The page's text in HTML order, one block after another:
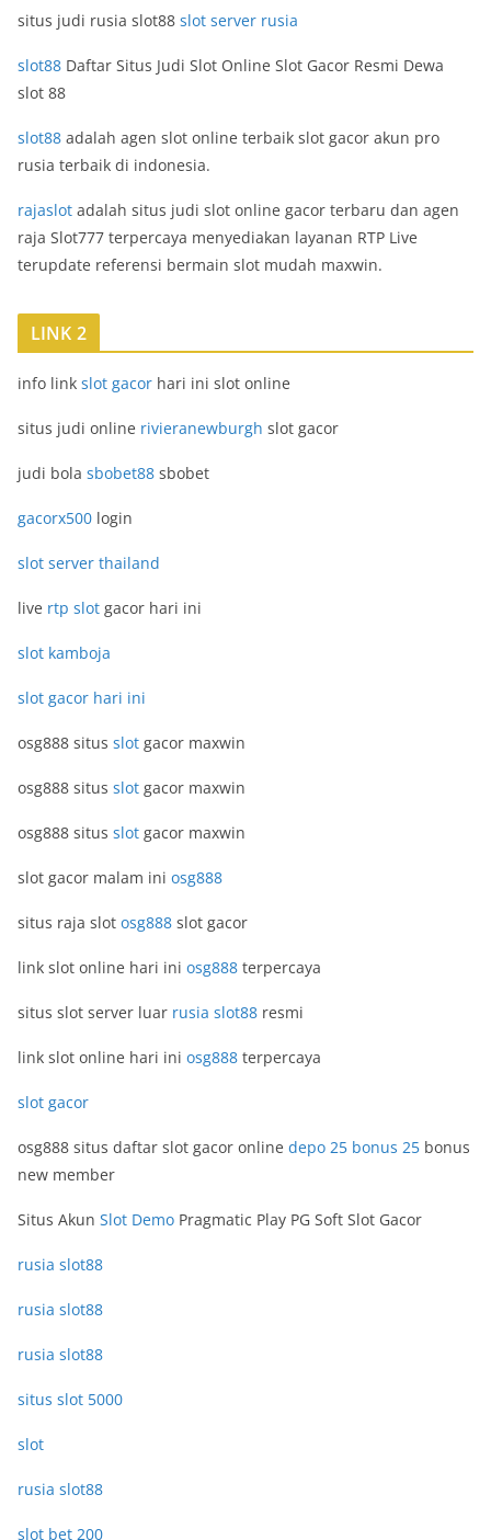
situs judi rusia slot88 slot server rusia
slot88 Daftar Situs Judi Slot Online Slot Gacor Resmi Dewa
slot 88
slot88 adalah agen slot online terbaik slot gacor akun pro
rusia terbaik di indonesia.
rajaslot adalah situs judi slot online gacor terbaru dan agen
raja Slot777 terpercaya menyediakan layanan RTP Live
terupdate referensi bermain slot mudah maxwin.
LINK 2
info link slot gacor hari ini slot online
situs judi online rivieranewburgh slot gacor
judi bola sbobet88 sbobet
gacorx500 login
slot server thailand
live rtp slot gacor hari ini
slot kamboja
slot gacor hari ini
osg888 situs slot gacor maxwin
osg888 situs slot gacor maxwin
osg888 situs slot gacor maxwin
slot gacor malam ini osg888
situs raja slot osg888 slot gacor
link slot online hari ini osg888 terpercaya
situs slot server luar rusia slot88 resmi
link slot online hari ini osg888 terpercaya
slot gacor
osg888 situs daftar slot gacor online depo 25 bonus 25 bonus
new member
Situs Akun Slot Demo Pragmatic Play PG Soft Slot Gacor
rusia slot88
rusia slot88
rusia slot88
situs slot 5000
slot
rusia slot88
slot bet 200